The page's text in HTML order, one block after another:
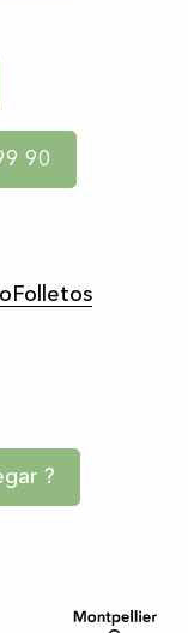
90
Folletos
?